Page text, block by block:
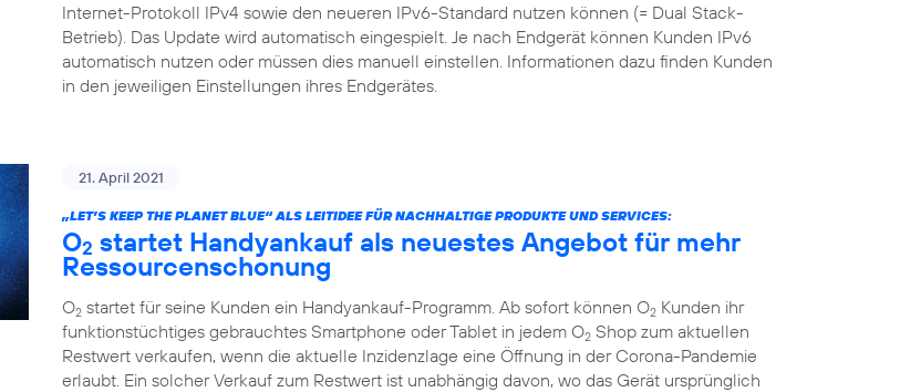
Internet-Protokoll IPv4 sowie den neueren IPv6-Standard nutzen können (= Dual Stack-
Betrieb). Das Update wird automatisch eingespielt. Je nach Endgerät können Kunden IPv6
automatisch nutzen oder müssen dies manuell einstellen. Informationen dazu finden Kunden
in den jeweiligen Einstellungen ihres Endgerätes.
21. April 2021
„LET’S KEEP THE PLANET BLUE“ ALS LEITIDEE FÜR NACHHALTIGE PRODUKTE UND SERVICES:
O2 startet Handyankauf als neuestes Angebot für mehr
Ressourcenschonung
O2 startet für seine Kunden ein Handyankauf-Programm. Ab sofort können O2 Kunden ihr
funktionstüchtiges gebrauchtes Smartphone oder Tablet in jedem O2 Shop zum aktuellen
Restwert verkaufen, wenn die aktuelle Inzidenzlage eine Öffnung in der Corona-Pandemie
erlaubt. Ein solcher Verkauf zum Restwert ist unabhängig davon, wo das Gerät ursprünglich